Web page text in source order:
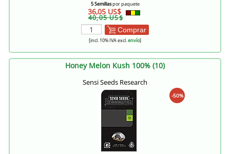
5 Semillaspor paquete
36,05 US$
40,05 US$
Comprar
[incl. 10% IVA excl.envío]
Honey Melon Kush 100% (10)
Sensi Seeds Research
-50%